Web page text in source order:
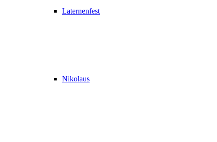
Laternenfest
Nikolaus